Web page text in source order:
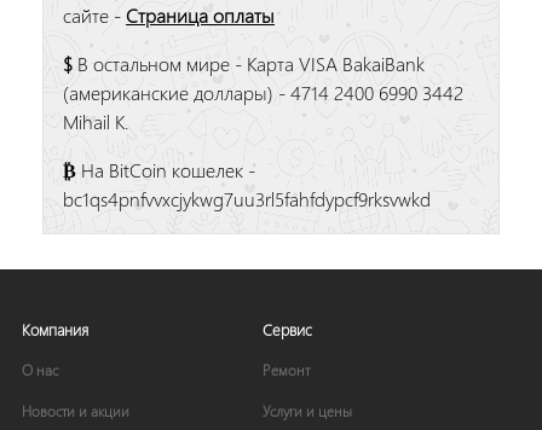
сайте -Страница оплаты
$ В остальном мире - Карта VISA BakaiBank
(американские доллары) - 4714 2400 6990 3442
Mihail K.
₿ На BitCoin кошелек -
bc1qs4pnfvvxcjykwg7uu3rl5fahfdypcf9rksvwkd
Компания
О нас
Новости и акции
Сервис
Ремонт
Услуги и цены